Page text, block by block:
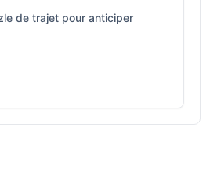
de trajet pour anticiper